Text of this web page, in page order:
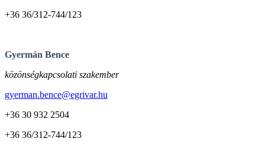
+36 36/312-744/123
Gyermán Bence
közönségkapcsolati szakember
gyerman.bence@egrivar.hu
+36 30 932 2504
+36 36/312-744/123